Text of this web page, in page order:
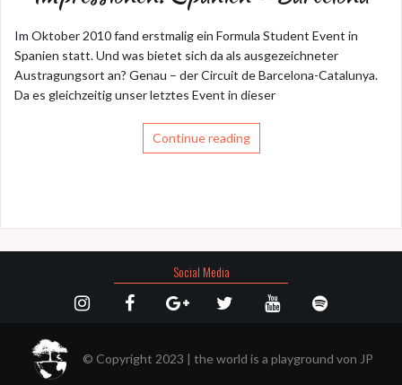
Im Oktober 2010 fand erstmalig ein Formula Student Event in
Spanien statt. Und was bietet sich da als ausgezeichneter
Austragungsort an? Genau – der Circuit de Barcelona-Catalunya.
Da es gleichzeitig unser letztes Event in dieser
Continue reading
Social Media
© Copyright 2023 | the world is a playground von JP